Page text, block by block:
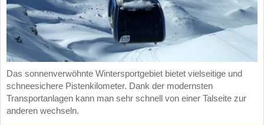
Das sonnenverwöhnte Wintersportgebiet bietet vielseitige und
schneesichere Pistenkilometer. Dank der modernsten
Transportanlagen kann man sehr schnell von einer Talseite zur
anderen wechseln.